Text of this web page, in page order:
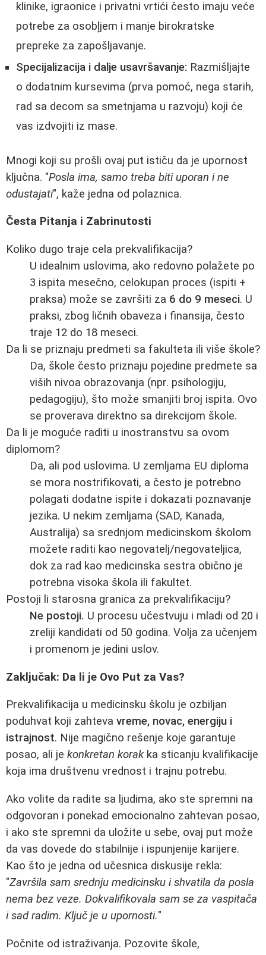
klinike, igraonice i privatni vrtići često imaju veće
potrebe za osobļjem i manje birokratske
prepreke za zapošljavanje.
Specijalizacija i dalje usavršavanje: Razmišljajte
o dodatnim kursevima (prva pomoć, nega starih,
rad sa decom sa smetnjama u razvoju) koji će
vas izdvojiti iz mase.
Mnogi koji su prošli ovaj put ističu da je upornost
ključna. "Posla ima, samo treba biti uporan i ne
odustajati", kaže jedna od polaznica.
Česta Pitanja i Zabrinutosti
Koliko dugo traje cela prekvalifikacija?
U idealnim uslovima, ako redovno polažete po
3 ispita mesečno, celokupan proces (ispiti +
praksa) može se završiti za 6 do 9 meseci. U
praksi, zbog ličnih obaveza i finansija, često
traje 12 do 18 meseci.
Da li se priznaju predmeti sa fakulteta ili više škole?
Da, škole često priznaju pojedine predmete sa
viših nivoa obrazovanja (npr. psihologiju,
pedagogiju), što može smanjiti broj ispita. Ovo
se proverava direktno sa direkcijom škole.
Da li je moguće raditi u inostranstvu sa ovom
diplomom?
Da, ali pod uslovima. U zemljama EU diploma
se mora nostrifikovati, a često je potrebno
polagati dodatne ispite i dokazati poznavanje
jezika. U nekim zemljama (SAD, Kanada,
Australija) sa srednjom medicinskom školom
možete raditi kao negovatelj/negovateljica,
dok za rad kao medicinska sestra obično je
potrebna visoka škola ili fakultet.
Postoji li starosna granica za prekvalifikaciju?
Ne postoji. U procesu učestvuju i mladi od 20 i
zreliji kandidati od 50 godina. Volja za učenjem
i promenom je jedini uslov.
Zaključak: Da li je Ovo Put za Vas?
Prekvalifikacija u medicinsku školu je ozbiljan
poduhvat koji zahteva vreme, novac, energiju i
istrajnost. Nije magično rešenje koje garantuje
posao, ali je konkretan korakka sticanju kvalifikacije
koja ima društvenu vrednost i trajnu potrebu.
Ako volite da radite sa ljudima, ako ste spremni na
odgovoran i ponekad emocionalno zahtevan posao,
i ako ste spremni da uložite u sebe, ovaj put može
da vas dovede do stabilnije i ispunjenije karijere.
Kao što je jedna od učesnica diskusije rekla:
"Završila sam srednju medicinsku i shvatila da posla
nema bez veze. Dokvalifikovala sam se za vaspitača
i sad radim. Ključ je u upornosti."
Počnite od istraživanja. Pozovite škole,